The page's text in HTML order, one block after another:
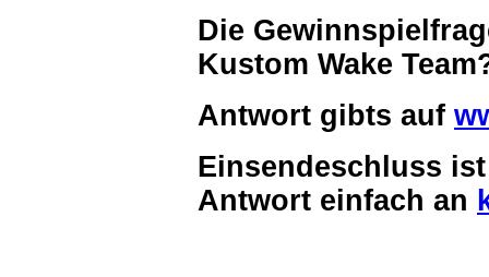
Die
Kustom Wake
Antwort gibts auf
Einsendeschluss
Antwort einfach an